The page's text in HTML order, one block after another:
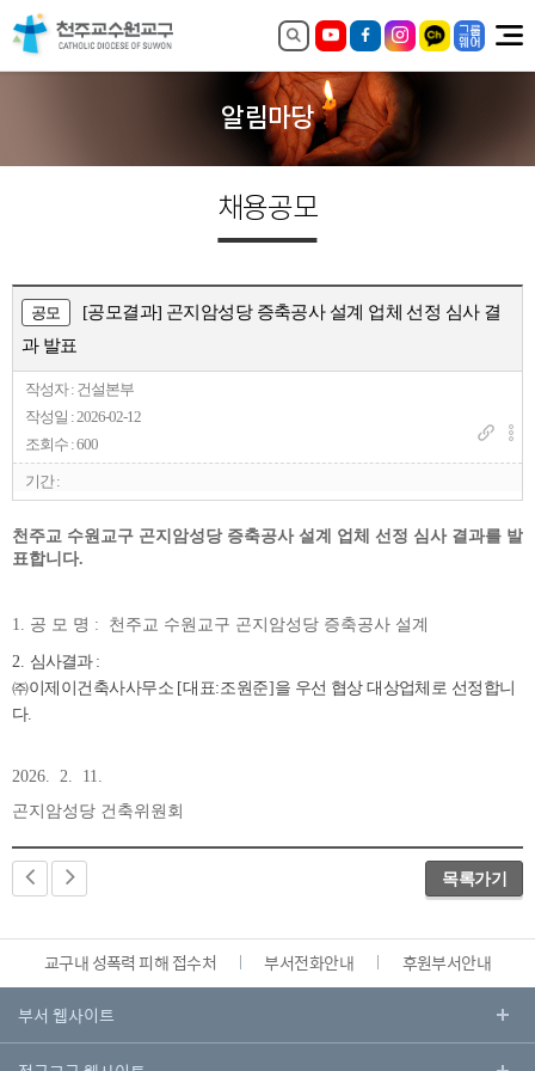
알림마당
채용공모
공모
[공모결과] 곤지암성당 증축공사 설계 업체 선정 심사 결
과 발표
작성자 : 건설본부
작성일 : 2026-02-12
조회수 : 600
기간 :
천주교 수원교구 곤지암성당 증축공사 설계 업체 선정 심사 결과를 발
표합니다.
1. 공 모 명 : 천주교 수원교구 곤지암성당 증축공사 설계
2. 심사결과 :
㈜이제이건축사사무소 [대표:조원준] 을 우선 협상 대상업체로 선정합니
다.
2026. 2. 11.
곤지암성당 건축위원회
목록가기
교구내 성폭력 피해 접수처 부서전화안내 후원부서안내